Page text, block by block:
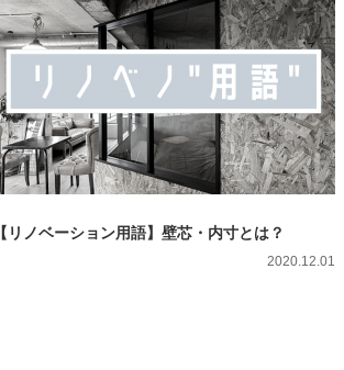
【リノベーション用語】壁芯・内寸とは？
2020.12.01